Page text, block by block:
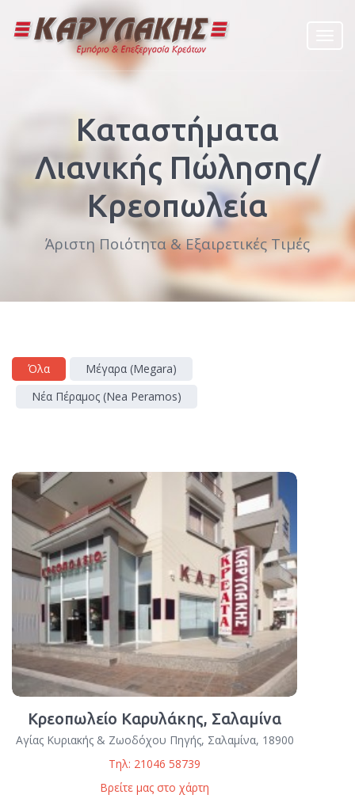
Καταστήματα
Λιανικής Πώλησης/
Κρεοπωλεία
Άριστη Ποιότητα & Εξαιρετικές Τιμές
Όλα
Μέγαρα (Megara)
Νέα Πέραμος (Nea Peramos)
Κρεοπωλείο Καρυλάκης, Σαλαμίνα
Αγίας Κυριακής & Ζωοδόχου Πηγής, Σαλαμίνα, 18900
Τηλ: 21046 58739
Βρείτε μας στο χάρτη